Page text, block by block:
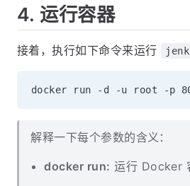
4. 运行容器
接着，执行如下命令来运行
解释一下每个参数的含义：
docker run: 运行 Docker